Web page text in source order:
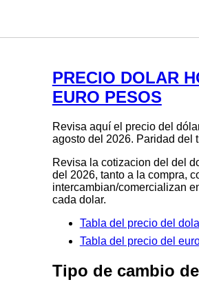
PRECIO DOLAR
EURO PESOS
Revisa aquí el precio del
agosto del 2026. Paridad del
Revisa la cotizacion del del
del 2026, tanto a la compra,
intercambian/comercializan
cada dolar.
Tabla del precio del
Tabla del precio del
Tipo de cambio